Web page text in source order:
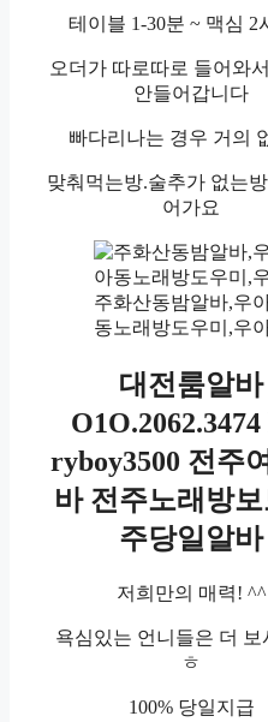
테이블 1-30분 ~ 맥심 2
오더가 따로따로 들어와
안들어갑니다
빠다리나는 경우 거의
맞춰먹는방.술추가 없는
어가요
주화산동밤알바,우
동노래방도우미,우
대전룸알바
ryboy3500 전주
바 전주노래방
주당일알바
저희만의 매력! ^^
욕심있는 언니들은 더 보
ㅎ
100% 당일지급